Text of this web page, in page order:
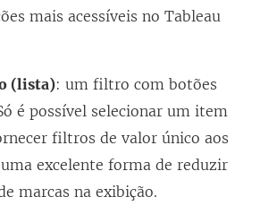
mais acessíveis no Tableau
(lista): um filtro com botões
é possível selecionar um item
filtros de valor único aos
excelente forma de reduzir
marcas na exibição.